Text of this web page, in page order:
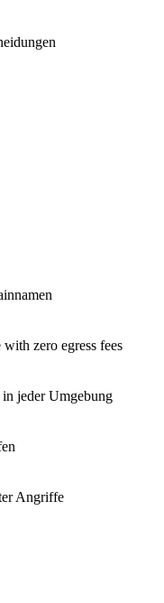
zero egress fees
jeder Umgebung
Angriffe